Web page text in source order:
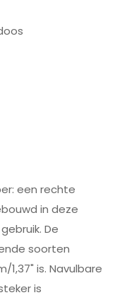
een rechte
in deze
De
soorten
is. Navulbare
is